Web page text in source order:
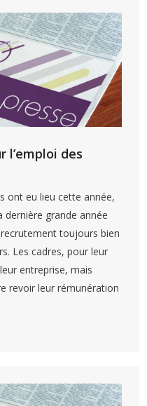
l’emploi des
ont eu lieu cette année,
dernière grande année
toujours bien
Les cadres, pour leur
entreprise, mais
revoir leur rémunération